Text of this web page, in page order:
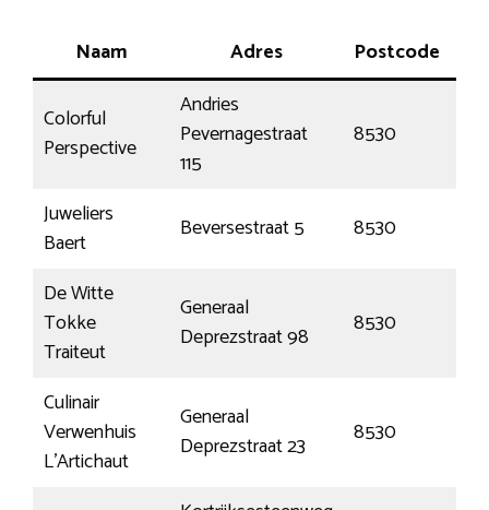
Naam Adres Postcode
Colorful
Perspective
Andries
Pevernagestraat
115
8530
Juweliers
Baert
Beversestraat 5 8530
De Witte
Tokke
Traiteut
Generaal
Deprezstraat 98
8530
Culinair
Verwenhuis
L’Artichaut
Generaal
Deprezstraat 23
8530